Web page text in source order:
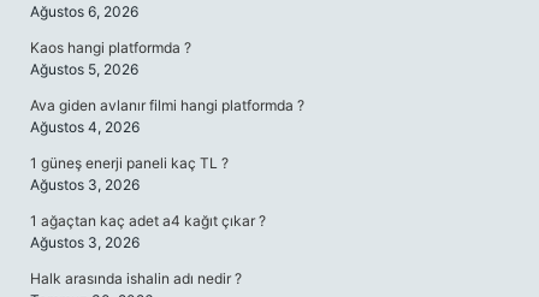
Ağustos 6, 2026
Kaos hangi platformda ?
Ağustos 5, 2026
Ava giden avlanır filmi hangi platformda ?
Ağustos 4, 2026
1 güneş enerji paneli kaç TL ?
Ağustos 3, 2026
1 ağaçtan kaç adet a4 kağıt çıkar ?
Ağustos 3, 2026
Halk arasında ishalin adı nedir ?